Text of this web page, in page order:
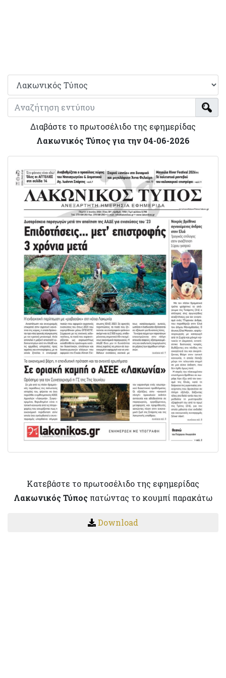
Διαβάστε το πρωτοσέλιδο της εφημερίδας
Λακωνικός Τύπος για την 04-06-2026
Κατεβάστε το πρωτοσέλιδο της εφημερίδας
Λακωνικός Τύπος πατώντας το κουμπί παρακάτω
Download